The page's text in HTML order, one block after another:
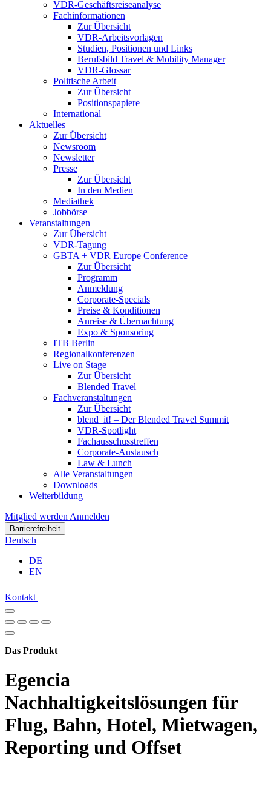
VDR-Geschäftsreiseanalyse
Fachinformationen
Zur Übersicht
VDR-Arbeitsvorlagen
Studien, Positionen und Links
Berufsbild Travel & Mobility Manager
VDR-Glossar
Politische Arbeit
Zur Übersicht
Positionspapiere
International
Aktuelles
Zur Übersicht
Newsroom
Newsletter
Presse
Zur Übersicht
In den Medien
Mediathek
Jobbörse
Veranstaltungen
Zur Übersicht
VDR-Tagung
GBTA + VDR Europe Conference
Zur Übersicht
Programm
Anmeldung
Corporate-Specials
Preise & Konditionen
Anreise & Übernachtung
Expo & Sponsoring
ITB Berlin
Regionalkonferenzen
Live on Stage
Zur Übersicht
Blended Travel
Fachveranstaltungen
Zur Übersicht
blend_it! – Der Blended Travel Summit
VDR-Spotlight
Fachausschusstreffen
Corporate-Austausch
Law & Lunch
Alle Veranstaltungen
Downloads
Weiterbildung
Mitglied werden Anmelden
Barrierefreiheit
Deutsch
DE
EN
Kontakt
Das Produkt
Egencia
Nachhaltigkeitslösungen für
Flug, Bahn, Hotel, Mietwagen,
Reporting und Offset